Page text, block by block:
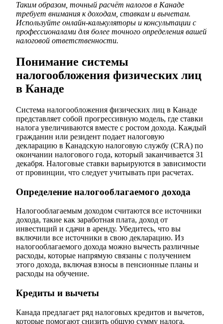
Таким образом, точный расчёт налогов в Канаде
требует внимания к доходам, ставкам и вычетам.
Используйте онлайн-калькуляторы и консультации с
профессионалами для более точного определения вашей
налоговой ответственности.
Понимание системы
налогообложения физических лиц
в Канаде
Система налогообложения физических лиц в Канаде
представляет собой прогрессивную модель, где ставки
налога увеличиваются вместе с ростом дохода. Каждый
гражданин или резидент подает налоговую
декларацию в Канадскую налоговую службу (CRA) по
окончании налогового года, который заканчивается 31
декабря. Налоговые ставки варьируются в зависимости
от провинции, что следует учитывать при расчетах.
Определение налогооблагаемого дохода
Налогооблагаемым доходом считаются все источники
дохода, такие как заработная плата, доход от
инвестиций и сдачи в аренду. Убедитесь, что вы
включили все источники в свою декларацию. Из
налогооблагаемого дохода можно вычесть различные
расходы, которые напрямую связаны с получением
этого дохода, включая взносы в пенсионные планы и
расходы на обучение.
Кредиты и вычеты
Канада предлагает ряд налоговых кредитов и вычетов,
которые помогают снизить общую сумму налога.